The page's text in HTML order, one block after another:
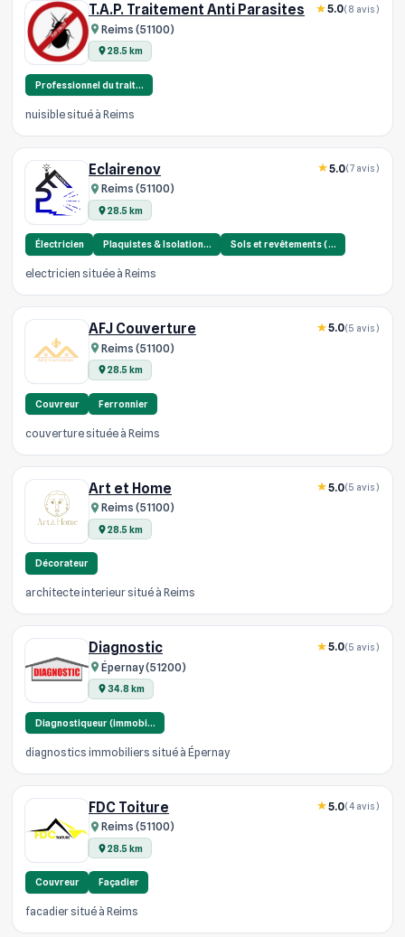
T.A.P. Traitement Anti Parasites
Reims (51100)
28.5 km
5.0(8 avis)
Professionnel du trait…
nuisible situé à Reims
Eclairenov
Reims (51100)
28.5 km
5.0(7 avis)
Électricien Plaquistes & Isolation… Sols et revêtements (…
electricien située à Reims
AFJ Couverture
Reims (51100)
28.5 km
5.0(5 avis)
Couvreur Ferronnier
couverture située à Reims
Art et Home
Reims (51100)
28.5 km
5.0(5 avis)
Décorateur
architecte interieur situé à Reims
Diagnostic
Épernay (51200)
34.8 km
5.0(5 avis)
Diagnostiqueur (immobi…
diagnostics immobiliers situé à Épernay
FDC Toiture
Reims (51100)
28.5 km
5.0(4 avis)
Couvreur Façadier
facadier situé à Reims